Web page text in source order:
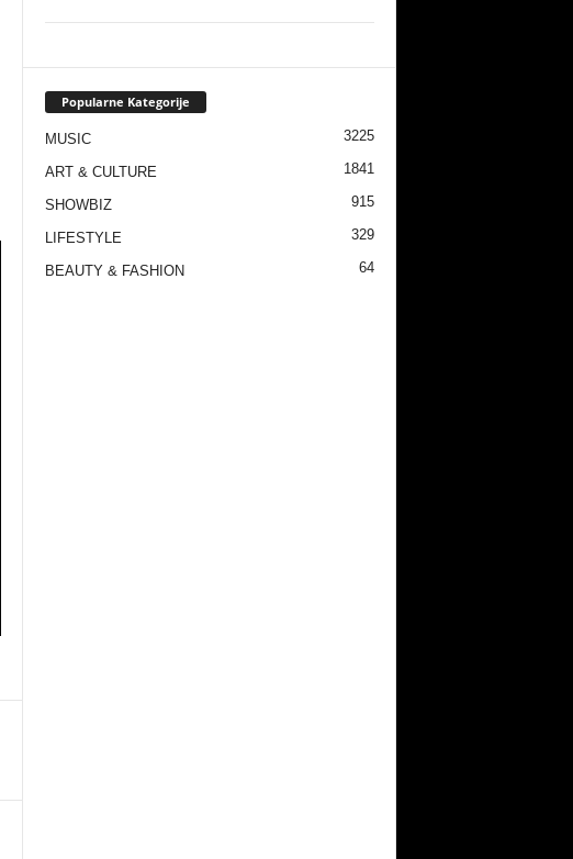
Popularne Kategorije
MUSIC 3225
ART & CULTURE 1841
SHOWBIZ 915
LIFESTYLE 329
BEAUTY & FASHION 64